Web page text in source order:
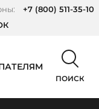
+7 (800) 511-35-10
ПОИСК